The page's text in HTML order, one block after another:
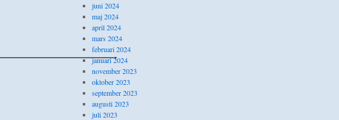
juni 2024
maj 2024
april 2024
mars 2024
februari 2024
januari 2024
november 2023
oktober 2023
september 2023
augusti 2023
juli 2023